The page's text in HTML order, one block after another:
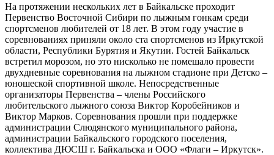
На протяжении нескольких лет в Байкальске проходит
Первенство Восточной Сибири по лыжным гонкам среди
спортсменов любителей от 18 лет. В этом году участие в
соревнованиях приняли около ста спортсменов из Иркутской
области, Республики Бурятия и Якутии. Гостей Байкальск
встретил морозом, но это нисколько не помешало провести
двухдневные соревнования на лыжном стадионе при Детско –
юношеской спортивной школе. Непосредственные
организаторы Первенства – члены Российского
любительского лыжного союза Виктор Коробейников и
Виктор Марков. Соревнования прошли при поддержке
администрации Слюдянского муниципального района,
администрации Байкальского городского поселения,
коллектива ДЮСШ г. Байкальска и ООО «Флаги – Иркутск».